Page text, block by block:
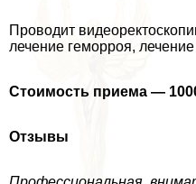
Проводит
лечение геморроя,
Стоимость приема —
Отзывы